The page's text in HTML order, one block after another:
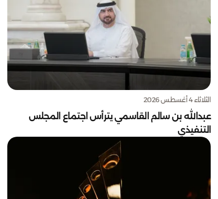
الثلاثاء 4 أغسطس 2026
عبدالله بن سالم القاسمي يترأس اجتماع المجلس
التنفيذي